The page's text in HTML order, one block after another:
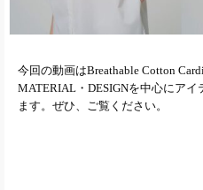
今回の動画はBreathable Cotton
MATERIAL・DESIGNを中心にア
ます。ぜひ、ご覧ください。